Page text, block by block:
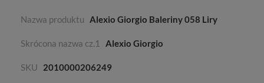
Nazwa produktu Alexio Giorgio Baleriny 058 Liry
Skrócona nazwa cz.1 Alexio Giorgio
SKU 2010000206249